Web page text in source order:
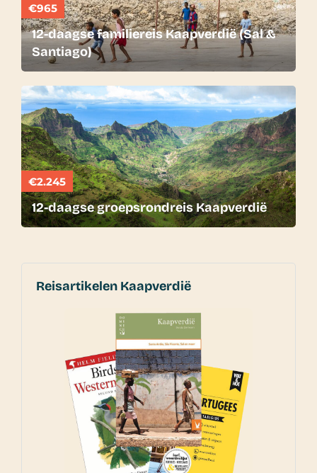
€965
12-daagse familiereis Kaapverdië (Sal &
Santiago)
€2.245
12-daagse groepsrondreis Kaapverdië
Reisartikelen Kaapverdië